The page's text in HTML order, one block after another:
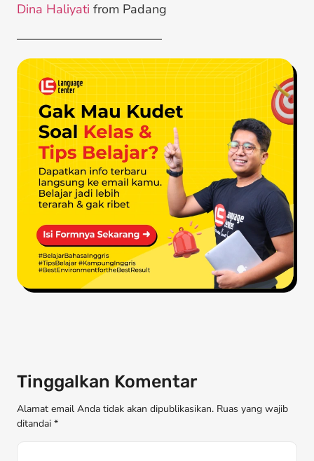
Dina Haliyati from Padang
———————————–
Tinggalkan Komentar
Alamat email Anda tidak akan dipublikasikan. Ruas yang wajib
ditandai *